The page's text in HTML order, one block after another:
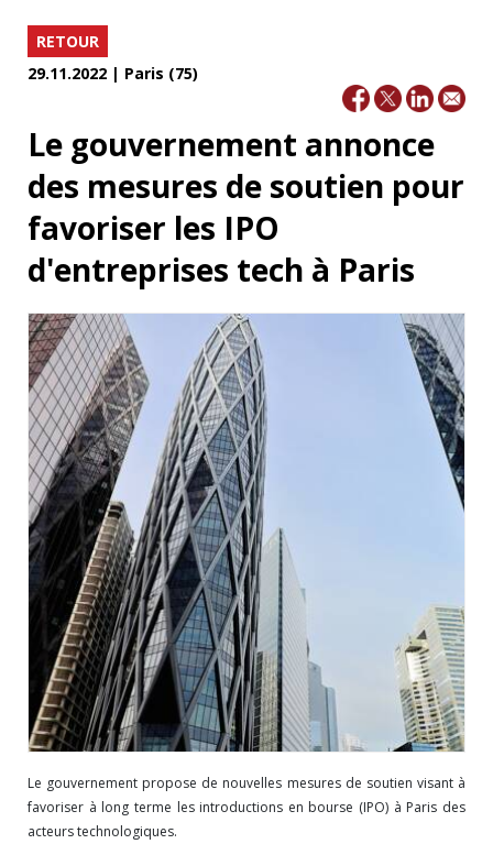
RETOUR
29.11.2022 | Paris (75)
Le gouvernement annonce
des mesures de soutien pour
favoriser les IPO
d'entreprises tech à Paris
Le gouvernement propose de nouvelles mesures de soutien visant à
favoriser à long terme les introductions en bourse (IPO) à Paris des
acteurs technologiques.